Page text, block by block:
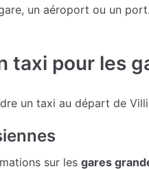
un aéroport ou un port.
taxi pour les
un taxi au départ de
sur les gares